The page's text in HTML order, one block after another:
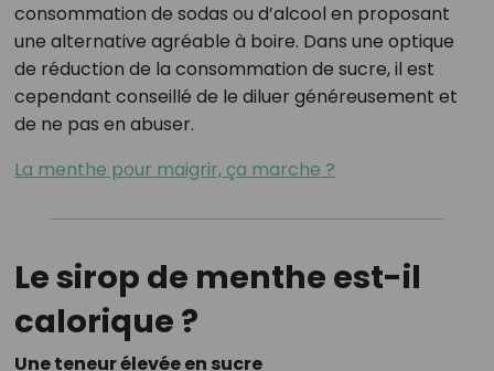
consommation de sodas ou d’alcool en proposant
une alternative agréable à boire. Dans une optique
de réduction de la consommation de sucre, il est
cependant conseillé de le diluer généreusement et
de ne pas en abuser.
La menthe pour maigrir, ça marche ?
Le sirop de menthe est-il
calorique ?
Une teneur élevée en sucre